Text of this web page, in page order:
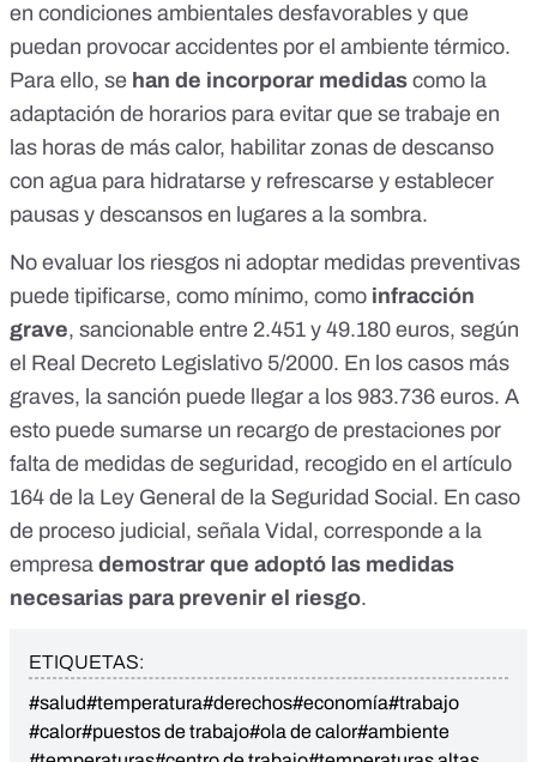
en condiciones ambientales desfavorables y que
puedan provocar accidentes por el ambiente térmico.
Para ello, se han de incorporar medidas como la
adaptación de horarios para evitar que se trabaje en
las horas de más calor, habilitar zonas de descanso
con agua para hidratarse y refrescarse y establecer
pausas y descansos en lugares a la sombra.
No evaluar los riesgos ni adoptar medidas preventivas
puede tipificarse, como mínimo, como infracción
grave, sancionable entre 2.451 y 49.180 euros, según
el Real Decreto Legislativo 5/2000. En los casos más
graves, la sanción puede llegar a los 983.736 euros. A
esto puede sumarse un recargo de prestaciones por
falta de medidas de seguridad, recogido en el artículo
164 de la Ley General de la Seguridad Social . En caso
de proceso judicial, señala Vidal, corresponde a la
empresa demostrar que adoptó las medidas
necesarias para prevenir el riesgo.
ETIQUETAS:
#salud#temperatura#derechos#economía#trabajo
#calor#puestos de trabajo#ola de calor#ambiente